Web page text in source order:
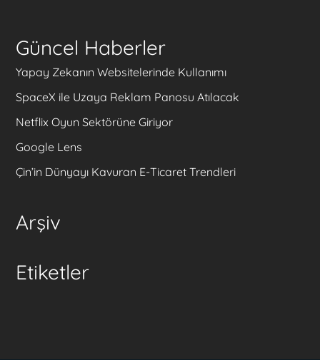
Güncel Haberler
Yapay Zekanın Websitelerinde Kullanımı
SpaceX ile Uzaya Reklam Panosu Atılacak
Netflix Oyun Sektörüne Giriyor
Google Lens
Çin’in Dünyayı Kavuran E-Ticaret Trendleri
Arşiv
Etiketler